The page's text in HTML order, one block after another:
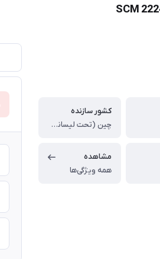
کشور سازنده
چین (تحت لیسانس جمهوری چک)
مشاهده
همه ویژگی‌ها